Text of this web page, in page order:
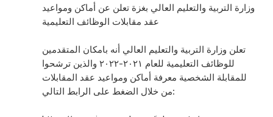
وزارة التربية والتعليم العالي بغزة تعلن عن أماكن ومواعيد
عقد مقابلات الوظائف التعليمية
تعلن وزارة التربية والتعليم العالي أنه بامكان المتقدمين
للوظائف التعليمية للعام ٢٠٢١-٢٠٢٢ والذين ترشحوا
للمقابلة الشخصية معرفة أماكن ومواعيد عقد المقابلات
من خلال الضغط على الرابط التالي: